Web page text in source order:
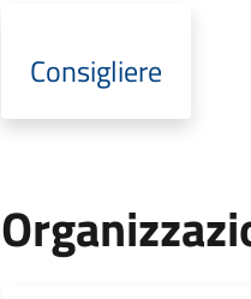
Consigliere